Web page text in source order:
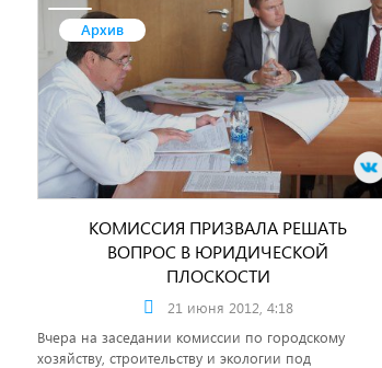
Архив
КОМИССИЯ ПРИЗВАЛА РЕШАТЬ
ВОПРОС В ЮРИДИЧЕСКОЙ
ПЛОСКОСТИ
21 июня 2012, 4:18
Вчера на заседании комиссии по городскому
хозяйству, строительству и экологии под